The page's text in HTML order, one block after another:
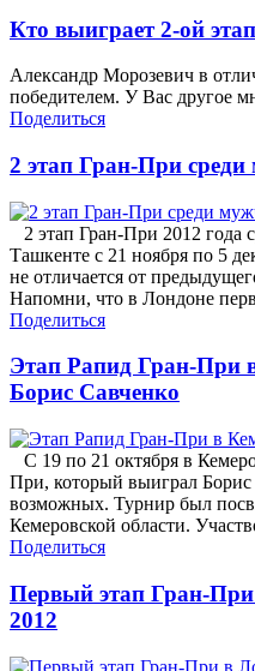
Кто выиграет 2-ой
Александр Морозевич в
победителем. У Вас другое
Поделиться
2 этап Гран-При
2 этап Гран-При 2012 года
Ташкенте с 21 ноября по 5
не отличается от
Напомни, что в Лондоне
Поделиться
Этап Рапид Гран-При
Борис Савченко
С 19 по 21 октября в
При, который выиграл Борис
возможных. Турнир был
Кемеровской области.
Поделиться
Первый этап Гран-
2012